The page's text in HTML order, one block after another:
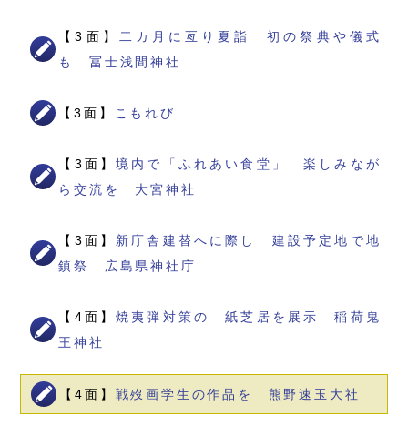
【3面】
二カ月に亙り夏詣 初の祭典や儀式
も 冨士浅間神社
【3面】 こもれび
【3面】境内で「ふれあい食堂」 楽しみなが
ら交流を 大宮神社
【3面】 新庁舎建替へに際し 建設予定地で地
鎮祭 広島県神社庁
【4面】焼夷弾対策の 紙芝居を展示 稲荷鬼
王神社
【4面】 戦歿画学生の作品を 熊野速玉大社